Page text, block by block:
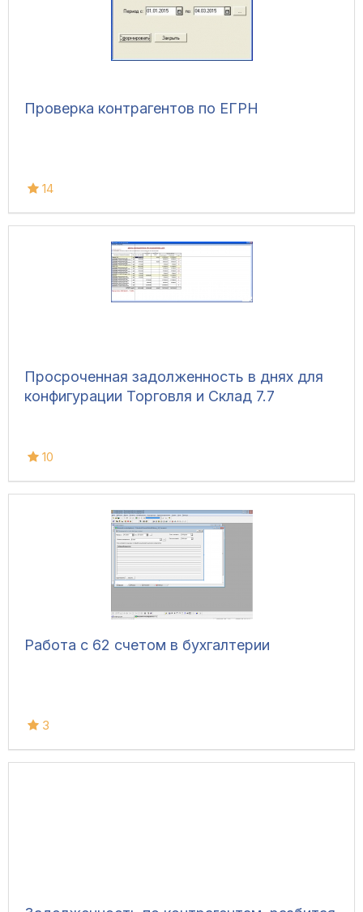
Проверка контрагентов по ЕГРН
14
Просроченная задолженность в днях для
конфигурации Торговля и Склад 7.7
10
Работа с 62 счетом в бухгалтерии
3